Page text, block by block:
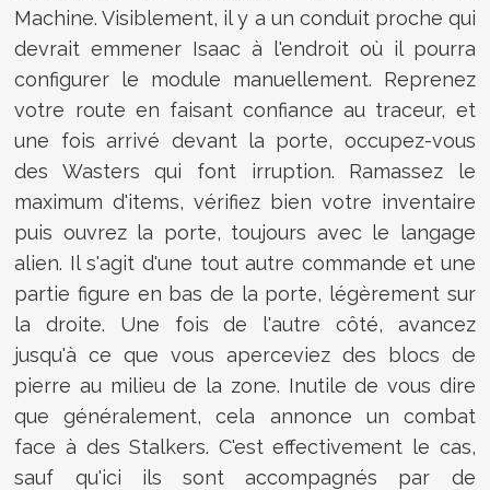
Machine. Visiblement, il y a un conduit proche qui
devrait emmener Isaac à l'endroit où il pourra
configurer le module manuellement. Reprenez
votre route en faisant confiance au traceur, et
une fois arrivé devant la porte, occupez-vous
des Wasters qui font irruption. Ramassez le
maximum d'items, vérifiez bien votre inventaire
puis ouvrez la porte, toujours avec le langage
alien. Il s'agit d'une tout autre commande et une
partie figure en bas de la porte, légèrement sur
la droite. Une fois de l'autre côté, avancez
jusqu'à ce que vous aperceviez des blocs de
pierre au milieu de la zone. Inutile de vous dire
que généralement, cela annonce un combat
face à des Stalkers. C'est effectivement le cas,
sauf qu'ici ils sont accompagnés par de